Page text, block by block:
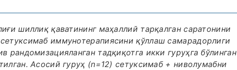
шиллиқ қаватининг маҳаллий тарқалган саратонини
иммунотерапиясини қўллаш самарадорлиги
рандомизацияланган тадқиқотга икки гуруҳга бўлинган
Асосий гуруҳ (n=12) сетуксимаб + ниволумабни